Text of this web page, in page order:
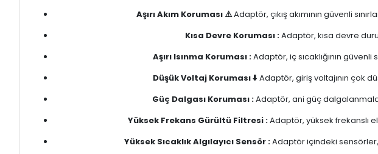
Aşırı Akım Koruması ⚠️Adaptör, çıkış akımının güvenli
Kısa Devre Koruması :Adaptör, kısa devre
Aşırı Isınma Koruması :Adaptör, iç sıcaklığının güvenli
Düşük Voltaj Koruması ⬇️Adaptör, giriş voltajının çok
Güç Dalgası Koruması :Adaptör, ani güç
Yüksek Frekans Gürültü Filtresi :Adaptör, yüksek frekanslı
Yüksek Sıcaklık Algılayıcı Sensör :Adaptör içindeki sensörler,